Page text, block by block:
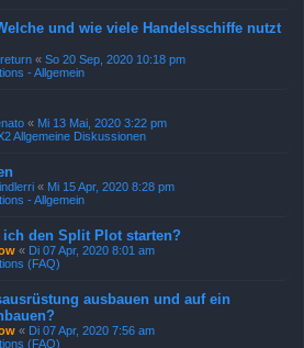
und wie viele Handelsschiffe nutzt
« So 20 Sep, 2020 10:18 pm
- Allgemein
« Mi 13 Mai, 2020 3:22 pm
Allgemeine Diskussionen
« Mi 15 Apr, 2020 8:28 pm
- Allgemein
den Split Plot starten?
« Di 07 Apr, 2020 8:01 am
(FAQ)
ausbauen und auf ein
« Di 07 Apr, 2020 7:56 am
(FAQ)